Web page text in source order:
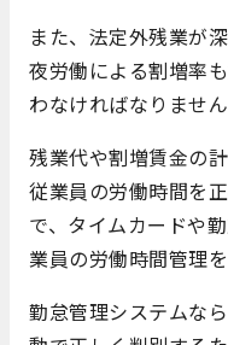
また、法定外残業が
夜労働による割増率
わなければなりません
残業代や割増賃金の
従業員の労働時間を
で、タイムカードや
業員の労働時間管理
勤怠管理システムな